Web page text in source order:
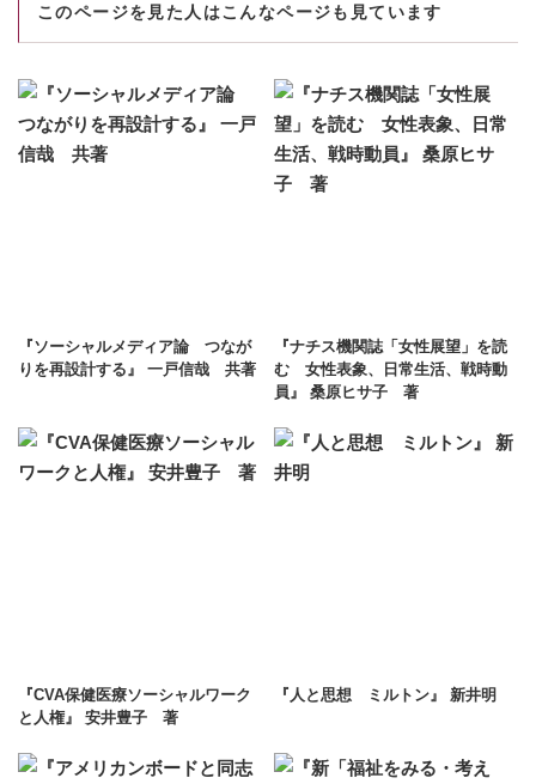
このページを見た人はこんなページも見ています
『ソーシャルメディア論 つなが
りを再設計する』 一戸信哉 共著
『ナチス機関誌「女性展望」を読
む 女性表象、日常生活、戦時動
員』 桑原ヒサ子 著
『CVA保健医療ソーシャルワーク
と人権』 安井豊子 著
『人と思想 ミルトン』 新井明